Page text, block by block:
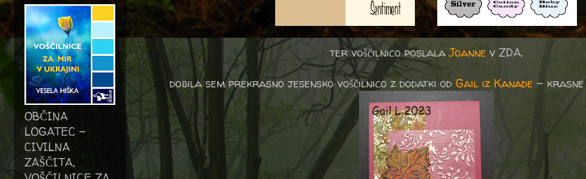
ter voščilnico poslalaJoannev ZDA.
dobila sem prekrasno jesensko voščilnico z dodatki od Gail iz Kanade - krasne
OBČINA
LOGATEC -
CIVILNA
ZAŠČITA,